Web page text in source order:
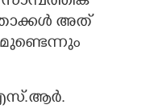
അത്
എസ്.ആർ.